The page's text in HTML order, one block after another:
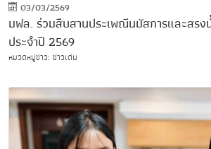
03/03/2569
มฟล. ร่วมสืบสานประเพณีนมัสการและสรง
ประจำปี 2569
หมวดหมู่ข่าว: ข่าวเด่น